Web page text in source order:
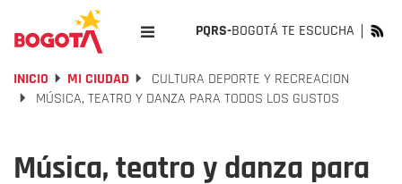
PQRS-BOGOTÁ TE ESCUCHA
INICIO MI CIUDAD
CULTURA DEPORTE Y RECREACION
MÚSICA, TEATRO Y DANZA PARA TODOS LOS GUSTOS
Música, teatro y danza para